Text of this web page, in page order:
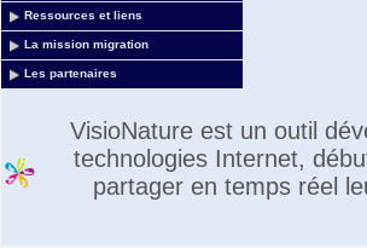
Ressources et liens
La mission migration
Les partenaires
VisioNature est un outil
technologies Internet,
partager en temps réel